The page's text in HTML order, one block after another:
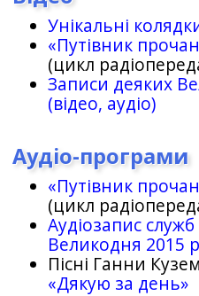
Унікальні
«Путівник
(цикл
Записи деяких
(відео, аудіо)
Аудіо-програми
«Путівник
(цикл
Аудіозапис
Великодня 2015
Пісні Ганни
«Дякую за день»